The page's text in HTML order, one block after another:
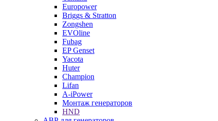
Europower
Briggs & Stratton
Zongshen
EVOline
Fubag
EP Genset
Yacota
Huter
Champion
Lifan
A-iPower
Монтаж генераторов
HND